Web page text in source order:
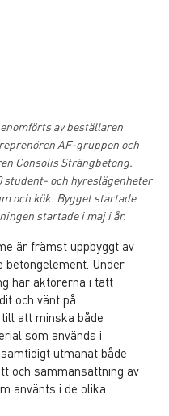
av beställaren
AF-gruppen och
Consolis Strängbetong.
student- och hyreslägenheter
och kök. Bygget startade
startade i maj i år.
är främst uppbyggt av
betongelement. Under
har aktörerna i tätt
och vänt på
att minska både
som används i
utmanat både
och sammansättning av
använts i de olika